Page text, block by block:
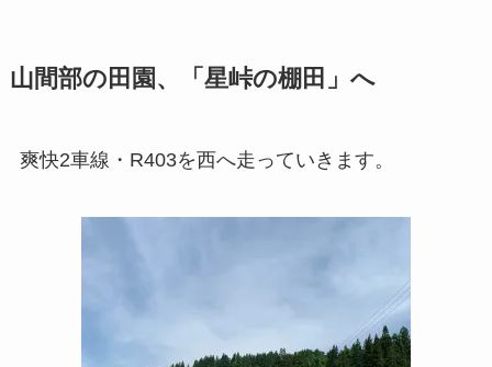
山間部の田園、「星峠の棚田」へ
爽快2車線・R403を西へ走っていきます。